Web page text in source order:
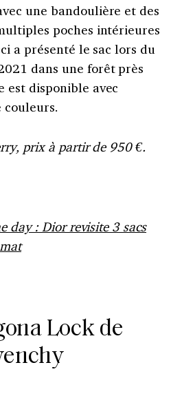
une bandoulière et des
poches intérieures
a présenté le sac lors du
dans une forêt près
est disponible avec
couleurs.
prix à partir de 950 €.
day : Dior revisite 3 sacs
Lock de